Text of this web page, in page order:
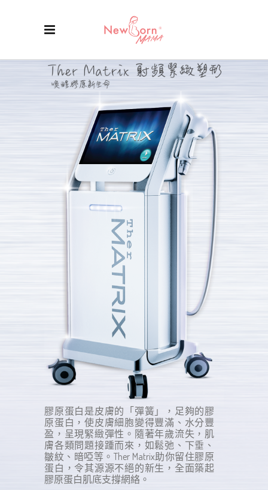
膠原蛋白是皮膚的「彈簧」，足夠的膠
原蛋白，使皮膚細胞變得豐滿、水分豐
盈，呈現緊緻彈性。隨著年歲流失，肌
膚各類問題接踵而來，如鬆弛、下垂、
皺紋、暗啞等。Ther Matrix助你留住膠原
蛋白，令其源源不絕的新生，全面築起
膠原蛋白肌底支撐網絡。